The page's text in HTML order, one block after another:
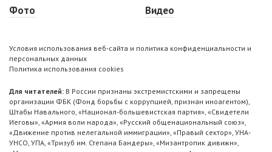
Фото
Видео
Условия использования веб-сайта и политика конфиденциальности и
персональных данных
Политика использования cookies
Для читателей: В России признаны экстремистскими и запрещены
организации ФБК (Фонд борьбы с коррупцией, признан иноагентом),
Штабы Навального, «Национал-большевистская партия», «Свидетели
Иеговы», «Армия воли народа», «Русский общенациональный союз»,
«Движение против нелегальной иммиграции», «Правый сектор», УНА-
УНСО, УПА, «Тризуб им. Степана Бандеры», «Мизантропик дивижн»,